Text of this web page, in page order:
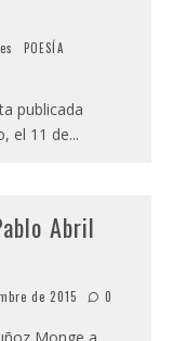
POESÍA
publicada
el 11 de...
Abril
de 2015 0